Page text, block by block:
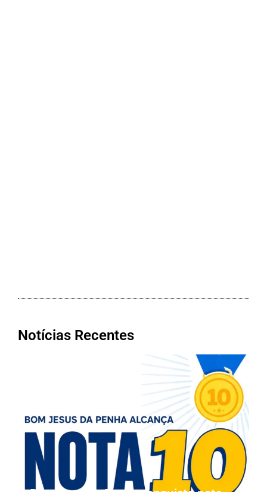
Notícias Recentes